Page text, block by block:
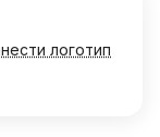
логотип